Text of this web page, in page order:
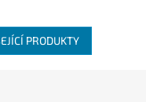
PRODUKTY